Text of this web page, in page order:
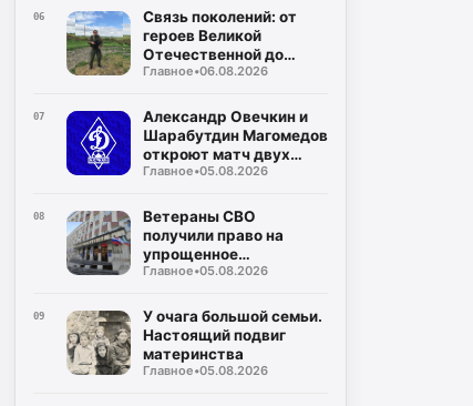
06
Связь поколений: от
героев Великой
Отечественной до
защитников СВО
Главное•06.08.2026
07
Александр Овечкин и
Шарабутдин Магомедов
откроют матч двух
«Динамо»
Главное•05.08.2026
08
Ветераны СВО
получили право на
упрощенное
заключение
Главное•05.08.2026
09
У очага большой семьи.
Настоящий подвиг
материнства
Главное•05.08.2026